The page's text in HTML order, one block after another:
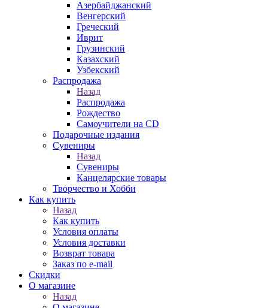
Азербайджанский
Венгерский
Греческий
Иврит
Грузинский
Казахский
Узбекский
Распродажа
Назад
Распродажа
Рождество
Самоучители на CD
Подарочные издания
Сувениры
Назад
Сувениры
Канцелярские товары
Творчество и Хобби
Как купить
Назад
Как купить
Условия оплаты
Условия доставки
Возврат товара
Заказ по e-mail
Скидки
О магазине
Назад